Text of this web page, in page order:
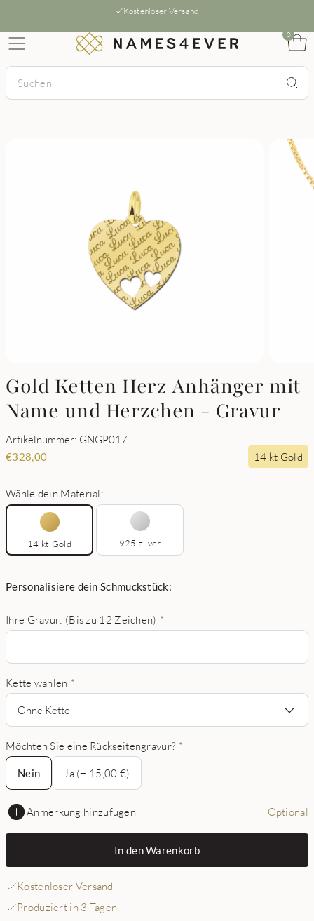
Kostenloser Versand
0
Gold Ketten Herz Anhänger mit
Name und Herzchen - Gravur
Artikelnummer: GNGP017
€328,00 14 kt Gold
Wähle dein Material:
14 kt Gold 925 zilver
Personalisiere dein Schmuckstück:
Ihre Gravur: (Bis zu 12 Zeichen) *
Kette wählen *
Ohne Kette
Möchten Sie eine Rückseitengravur? *
Nein
Nein
Ja (+ 15,00 €)
Anmerkung hinzufügen Optional
In den Warenkorb
Kostenloser Versand
Produziert in 3 Tagen